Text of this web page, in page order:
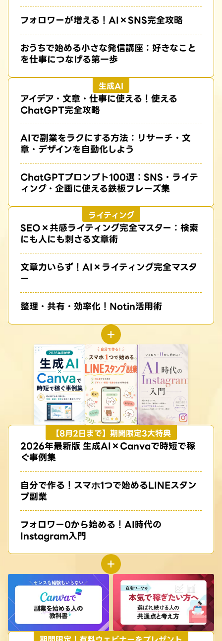
フォロワーが増える！AI×SNS完全攻略
おうちで始める小さな発信講座：好きなこと
を仕事につなげる第一歩
生成AI
アイデア・文章・仕事に使える！使える
ChatGPT完全攻略
AIで副業をラクにする方法：リサーチ・文
章・デザインを自動化しよう
ChatGPTプロンプト100選：SNS・ライテ
ィング・企画に使える鉄板フレーズ集
ライティング
SEO×共感ライティング完全マスター：検索
にも人にも刺さる文章術
文章力いらず！AI×ライティング完全マスタ
ー
整理・共有・効率化！Notin活用術
+
【8月2日まで】期間限定3大特典
2026年最新版 生成AI×Canvaで時短で稼
ぐ事例集
自分で作る！スマホ1つで始めるLINEスタン
プ副業
フォロワー0から始める！AI時代の
Instagram入門
+